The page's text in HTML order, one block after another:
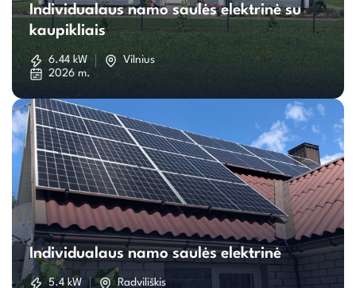
namo
saulės
kaupikliais
Individualaus namo saulės elektrinė su
kaupikliais
6.44 kW
Vilnius
2026 m.
Individualaus
namo
saulės
Individualaus namo saulės elektrinė
5.4 kW
Radviliškis